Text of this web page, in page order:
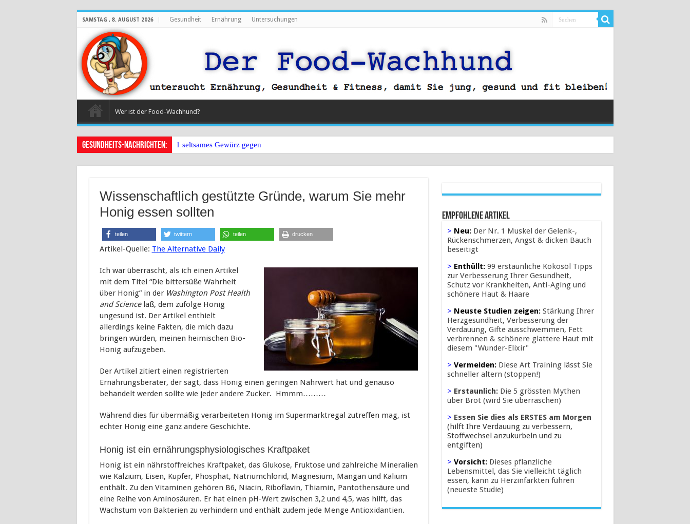
SAMSTAG , 8. AUGUST 2026 Gesundheit Ernährung Untersuchungen
Wer ist der Food-Wachhund?
Gesundheits-Nachrichten: 1 seltsames Gewürz gegen Bauchfett?
Wissenschaftlich gestützte Gründe, warum Sie mehr
Honig essen sollten
teilen twittern teilen drucken
Artikel-Quelle: The Alternative Daily
Ich war überrascht, als ich einen Artikel
mit dem Titel “Die bittersüße Wahrheit
über Honig” in der Washington Post Health
and Sciencelaß, dem zufolge Honig
ungesund ist. Der Artikel enthielt
allerdings keine Fakten, die mich dazu
bringen würden, meinen heimischen Bio-
Honig aufzugeben.
Der Artikel zitiert einen registrierten
Ernährungsberater, der sagt, dass Honig einen geringen Nährwert hat und genauso
behandelt werden sollte wie jeder andere Zucker. Hmmm………
Während dies für übermäßig verarbeiteten Honig im Supermarktregal zutreffen mag, ist
echter Honig eine ganz andere Geschichte.
Honig ist ein ernährungsphysiologisches Kraftpaket
Honig ist ein nährstoffreiches Kraftpaket, das Glukose, Fruktose und zahlreiche Mineralien
wie Kalzium, Eisen, Kupfer, Phosphat, Natriumchlorid, Magnesium, Mangan und Kalium
enthält. Zu den Vitaminen gehören B6, Niacin, Riboflavin, Thiamin, Pantothensäure und
eine Reihe von Aminosäuren. Er hat einen pH-Wert zwischen 3,2 und 4,5, was hilft, das
Wachstum von Bakterien zu verhindern und enthält zudem jede Menge Antioxidantien.
Empfohlene Artikel
> Neu: Der Nr. 1 Muskel der Gelenk-,
Rückenschmerzen, Angst & dicken Bauch
beseitigt
> Enthüllt: 99 erstaunliche Kokosöl Tipps
zur Verbesserung Ihrer Gesundheit,
Schutz vor Krankheiten, Anti-Aging und
schönere Haut & Haare
> Neuste Studien zeigen: Stärkung Ihrer
Herzgesundheit, Verbesserung der
Verdauung, Gifte ausschwemmen, Fett
verbrennen & schönere glattere Haut mit
diesem "Wunder-Elixir"
> Vermeiden: Diese Art Training lässt Sie
schneller altern (stoppen!)
> Erstaunlich: Die 5 grössten Mythen
über Brot (wird Sie überraschen)
> Essen Sie dies als ERSTES am Morgen
(hilft Ihre Verdauung zu verbessern,
Stoffwechsel anzukurbeln und zu
entgiften)
> Vorsicht: Dieses pflanzliche
Lebensmittel, das Sie vielleicht täglich
essen, kann zu Herzinfarkten führen
(neueste Studie)